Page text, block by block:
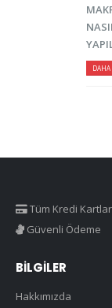
DAHA
Tüm Kredi
Güvenli Ödeme
BILGILER
Hakkımızda